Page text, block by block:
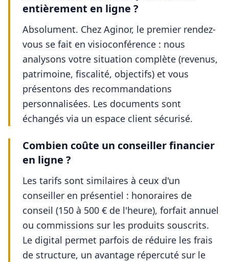
entièrement en ligne ?
Absolument. Chez Aginor, le premier rendez-
vous se fait en visioconférence : nous
analysons votre situation complète (revenus,
patrimoine, fiscalité, objectifs) et vous
présentons des recommandations
personnalisées. Les documents sont
échangés via un espace client sécurisé.
Combien coûte un conseiller financier
en ligne ?
Les tarifs sont similaires à ceux d'un
conseiller en présentiel : honoraires de
conseil (150 à 500 € de l'heure), forfait annuel
ou commissions sur les produits souscrits.
Le digital permet parfois de réduire les frais
de structure, un avantage répercuté sur le